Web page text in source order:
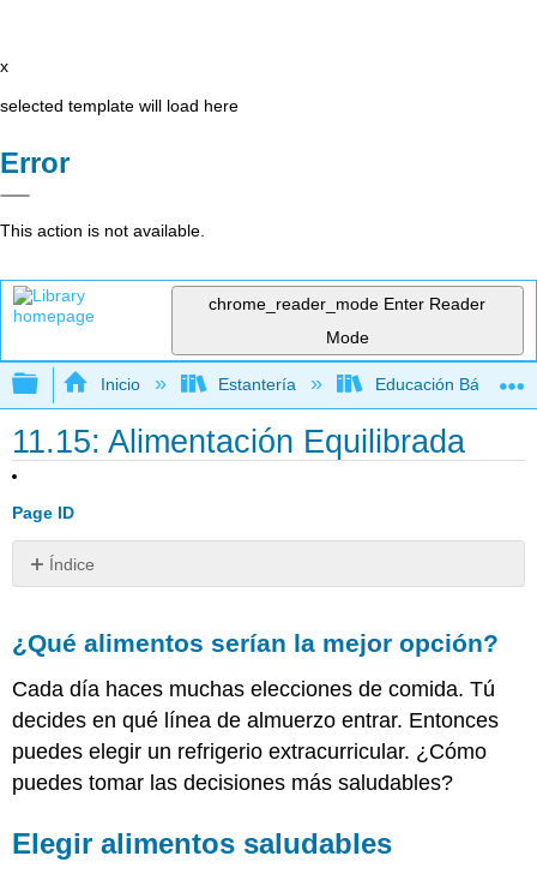
x
selected template will load here
Error
This action is not available.
chrome_reader_mode Enter Reader
Mode
Expandir/contraer jerarquía global
Inicio Estantería Educación Básica
11.15: Alimentación Equilibrada
Page ID
Índice
serían
mejor
opción?
Elegir
alimentos
saludables
¿Qué alimentos serían la mejor opción?
Cada día haces muchas elecciones de comida. Tú
decides en qué línea de almuerzo entrar. Entonces
puedes elegir un refrigerio extracurricular. ¿Cómo
puedes tomar las decisiones más saludables?
Elegir alimentos saludables